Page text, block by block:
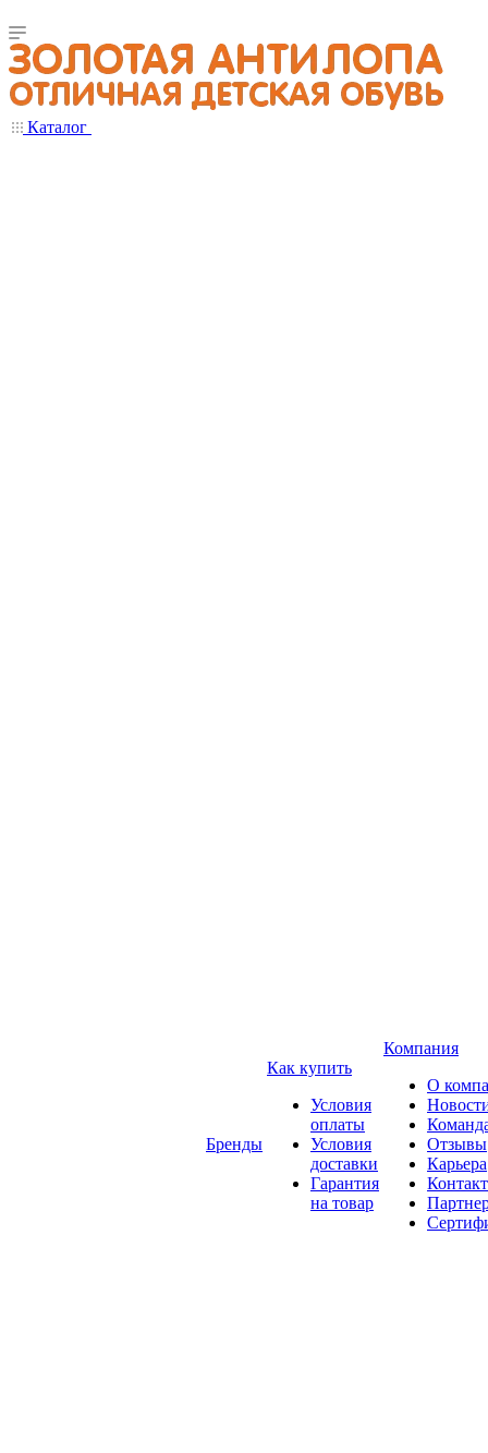
Каталог
Бренды
Как купить
Условия
оплаты
Условия
доставки
Гарантия
на товар
Компания
О
Отзывы
Карьера